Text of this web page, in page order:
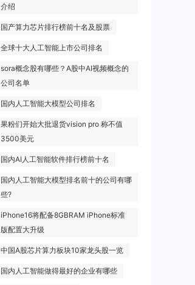
介绍
国产算力芯片排行榜前十名及股票
全球十大人工智能上市公司排名
sora概念股有哪些？A股中AI视频概念的
公司名单
国内人工智能大模型公司排名
果粉们开始大批退货vision pro 称不值
3500美元
国内AI人工智能软件排行榜前十名
国内人工智能大模型排名前十的公司有哪
些?
iPhone16将配备8GBRAM iPhone标准
版配置大升级
中国A股芯片算力板块10家龙头股一览
国内人工智能做得最好的企业有哪些